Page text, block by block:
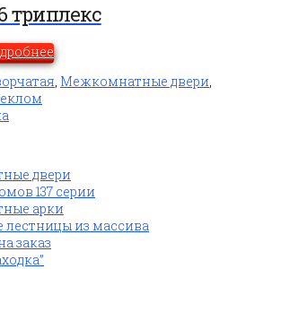
триплекс
, Межкомнатные двери,
двери
137 серии
арки
лестницы из массива
заказ